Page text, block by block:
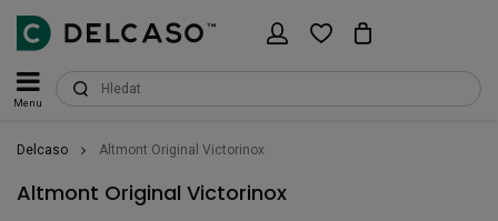
Menu
Delcaso Altmont Original Victorinox
Altmont Original Victorinox